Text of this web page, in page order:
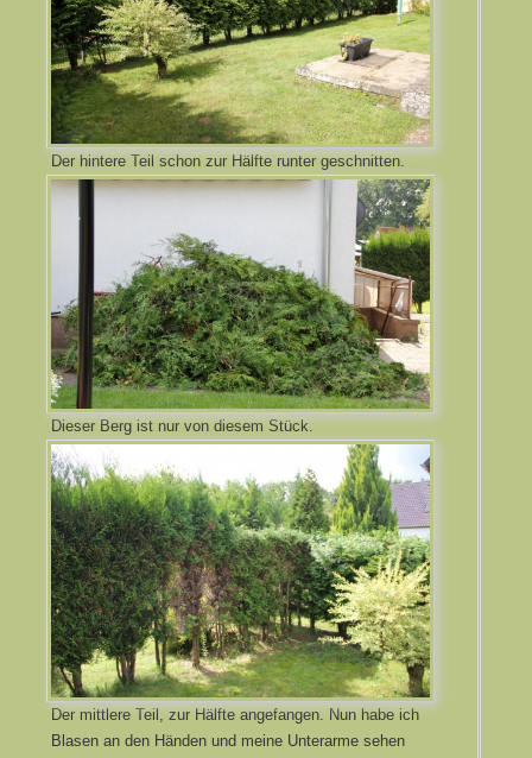
Der hintere Teil schon zur Hälfte runter geschnitten.
Dieser Berg ist nur von diesem Stück.
Der mittlere Teil, zur Hälfte angefangen. Nun habe ich
Blasen an den Händen und meine Unterarme sehen